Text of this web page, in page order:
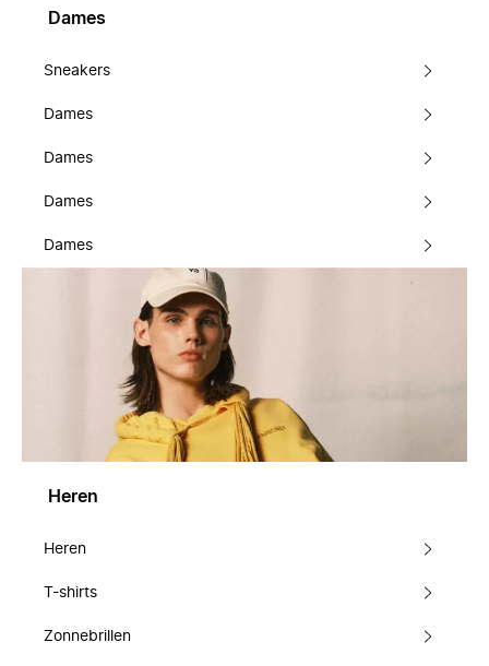
Dames
Sneakers
Dames
Dames
Dames
Dames
Heren
Heren
T-shirts
Zonnebrillen